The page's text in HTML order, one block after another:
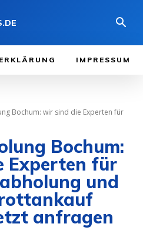
IMPRESSUM
Bochum: wir sind die Experten für
Bochum:
Experten für
und
anfragen